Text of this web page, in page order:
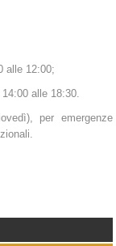
alle 12:00;
alle 18:30.
per emergenze